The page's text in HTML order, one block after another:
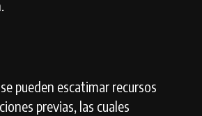
pueden escatimar recursos
previas, las cuales